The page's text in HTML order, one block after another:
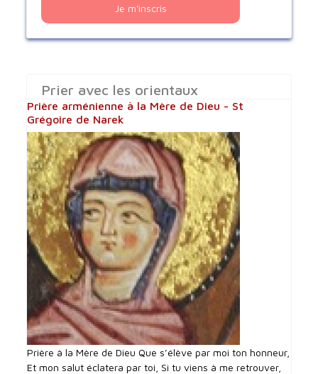
Je m'inscris
Prier avec les orientaux
Prière arménienne à la Mère de Dieu - St
Grégoire de Narek
Prière à la Mère de Dieu Que s’élève par moi ton honneur,
Et mon salut éclatera par toi, Si tu viens à me retrouver,